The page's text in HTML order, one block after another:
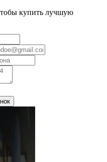
купить лучшую